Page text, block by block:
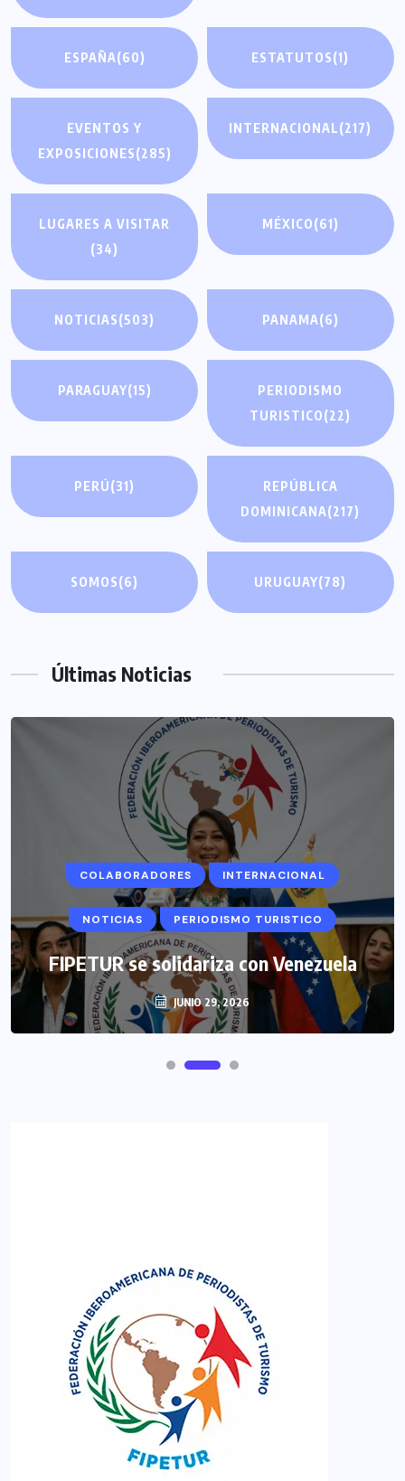
ESPAÑA(60) ESTATUTOS(1)
EVENTOS Y
EXPOSICIONES(285)
INTERNACIONAL(217)
LUGARES A VISITAR
(34)
MÉXICO(61)
NOTICIAS(503) PANAMA(6)
PARAGUAY(15)
PERIODISMO
TURISTICO(22)
PERÚ(31)
REPÚBLICA
DOMINICANA(217)
SOMOS(6) URUGUAY(78)
Últimas Noticias
COLABORADORES INTERNACIONAL
NOTICIAS PERIODISMO TURISTICO
FIPETUR se solidariza con Venezuela
JUNIO 29, 2026